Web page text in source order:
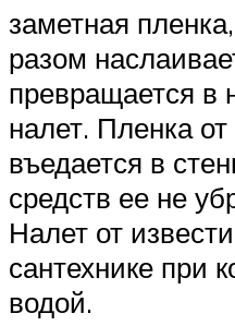
заметная
разом
превращается в
налет. Пленка
въедается в
средств ее не
Налет от
сантехнике при
водой.